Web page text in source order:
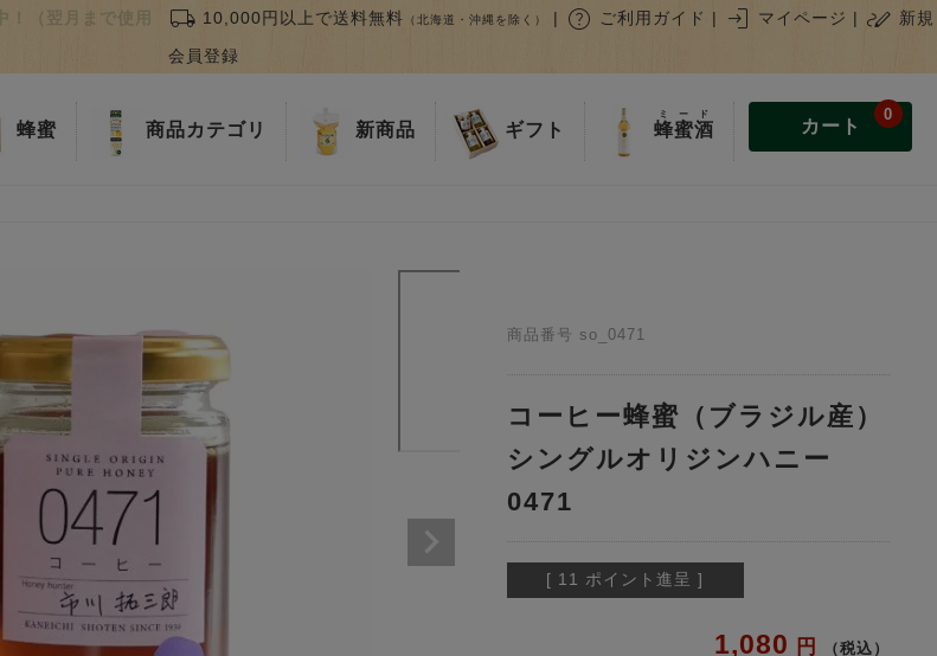
（翌月まで使用
local_shipping 10,000円以上で送料無料 （北海道・沖縄を除く） | help ご利用ガイド | login マイページ | stylus_note 新規
会員登録
蜂蜜 商品カテゴリ 新商品 ギフト 蜂蜜酒
ミード
カート
0
商品番号 so_0471
コーヒー蜂蜜（ブラジル産）
シングルオリジンハニー
0471
[ 11 ポイント進呈 ]
1,080 税込